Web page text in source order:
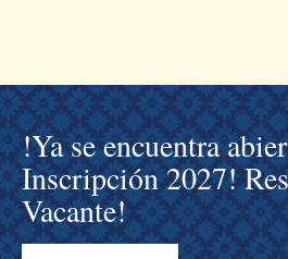
!Ya se encuentra
Inscripción 2027!
Vacante!